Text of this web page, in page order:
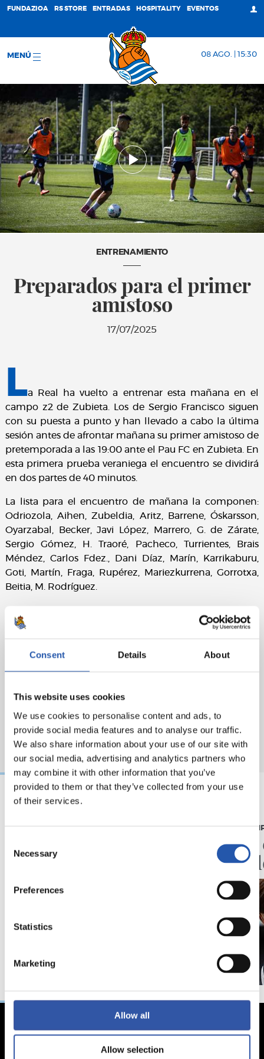
Consent Details About
This website uses cookies
We use cookies to personalise content and ads, to
provide social media features and to analyse our traffic.
We also share information about your use of our site with
our social media, advertising and analytics partners who
may combine it with other information that you’ve
provided to them or that they’ve collected from your use
of their services.
Selection
Necessary
Preferences
Statistics
Marketing
Allow all
Allow selection
FUNDAZIOA RS STORE ENTRADAS HOSPITALITY EVENTOS
MENÚ 08 AGO. | 15:30
ENTRENAMIENTO
Preparados para el primer
amistoso
17/07/2025
La Real ha vuelto a entrenar esta mañana en el
campo z2 de Zubieta. Los de Sergio Francisco siguen
con su puesta a punto y han llevado a cabo la última
sesión antes de afrontar mañana su primer amistoso de
pretemporada a las 19:00 ante el Pau FC en Zubieta. En
esta primera prueba veraniega el encuentro se dividirá
en dos partes de 40 minutos.
La lista para el encuentro de mañana la componen:
Odriozola, Aihen, Zubeldia, Aritz, Barrene, Óskarsson,
Oyarzabal, Becker, Javi López, Marrero, G. de Zárate,
Sergio Gómez, H. Traoré, Pacheco, Turrientes, Brais
Méndez, Carlos Fdez., Dani Díaz, Marín, Karrikaburu,
Goti, Martín, Fraga, Rupérez, Mariezkurrena, Gorrotxa,
Beitia, M. Rodríguez.
Aumentan los
minutos
PRIMER
en